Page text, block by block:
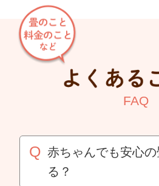
FAQ
赤ちゃんでも安心
る？